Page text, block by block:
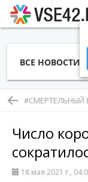
ВСЕ НОВОСТИ
Число
18 мая 2021 г.,